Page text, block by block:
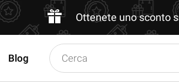
Ottenete uno sconto
Blog